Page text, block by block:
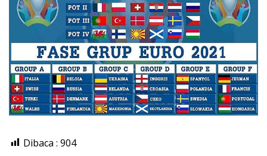
Dibaca : 904